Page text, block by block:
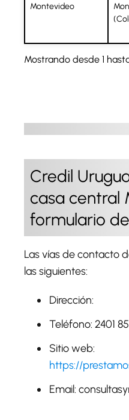
Montevideo
Mostrando desde 1
Credil
casa central
formulario
Las vías de contacto
las siguientes:
Dirección:
Teléfono: 2401
Sitio web:
https://
Email: